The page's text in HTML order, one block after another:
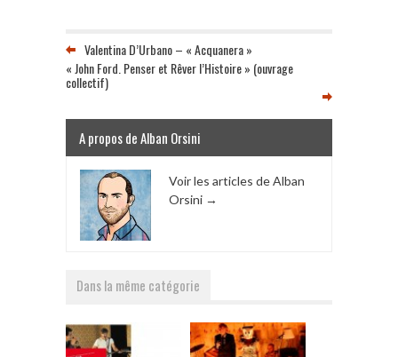
Valentina D’Urbano – « Acquanera »
« John Ford. Penser et Rêver l’Histoire » (ouvrage
collectif)
A propos de Alban Orsini
Voir les articles de Alban
Orsini →
Dans la même catégorie